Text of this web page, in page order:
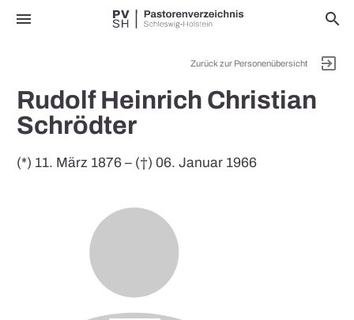
menu search
Zurück zur Personenübersicht exit_to_app
Rudolf Heinrich Christian
Schrödter
(*) 11. März 1876 – (†) 06. Januar 1966